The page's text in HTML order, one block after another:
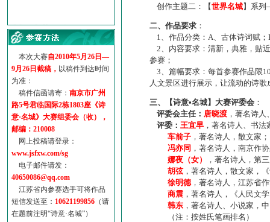
·【诗意·名城】地铁展示作...
诗意名城·地铁时间
地铁完美呈现【诗意·名城...
参赛作品多达5000多首
“诗意·名城”晒诗会
特别通知--致广大诗词爱好...
本次大赛自2010年5月26日—
9月26日截稿， 以稿件到达时间
为准：
稿件信函请寄： 南京市广州
路5号君临国际2栋1803座《诗
意·名城》大赛组委会（收），
邮编：210008
网上投稿请登录：
www.jsfxw.com/sg
电子邮件请发：
40650086@qq.com
江苏省内参赛选手可将作品
短信发送至： 10621199856 （请
在题前注明“诗意·名城”）
创作主题二：【世界名城】系
二、作品要求 ：
1、作品分类：A、古体诗词赋；
2、内容要求：清新，典雅，贴
参赛；
3、篇幅要求：每首参赛作品限
人文景区进行展示，让流动的诗
三、【诗意•名城】大赛评委会 ：
评委会主任： 唐晓渡 ，著名诗
评委： 王宜早 ，著名诗人、书
车前子 ，著名诗人，散文家；
冯亦同 ，著名诗人，南京作
娜夜（女）
，著名诗人，第
胡弦，著名诗人，散文家，
徐明德，著名诗人，江苏省
商震 ，著名诗人，《人民文
韩东 ，著名诗人、小说家，
（注：按姓氏笔画排名）